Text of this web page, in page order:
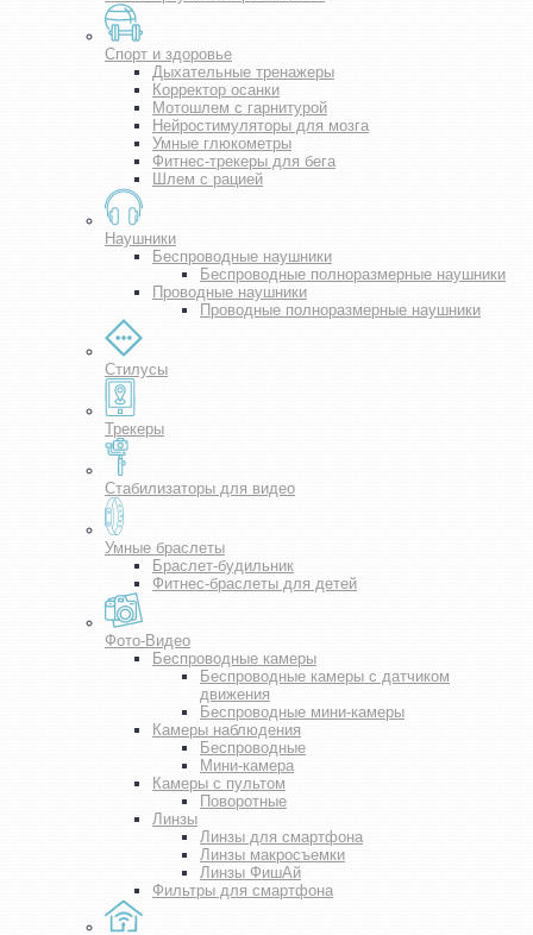
Спорт и здоровье
Дыхательные тренажеры
Корректор осанки
Мотошлем с гарнитурой
Нейростимуляторы для мозга
Умные глюкометры
Фитнес-трекеры для бега
Шлем с рацией
Наушники
Беспроводные наушники
Беспроводные полноразмерные наушники
Проводные наушники
Проводные полноразмерные наушники
Стилусы
Трекеры
Стабилизаторы для видео
Умные браслеты
Браслет-будильник
Фитнес-браслеты для детей
Фото-Видео
Беспроводные камеры
Беспроводные камеры с датчиком
движения
Беспроводные мини-камеры
Камеры наблюдения
Беспроводные
Мини-камера
Камеры с пультом
Поворотные
Линзы
Линзы для смартфона
Линзы макросъемки
Линзы ФишАй
Фильтры для смартфона